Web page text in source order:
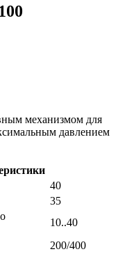
механизмом для
давлением
40
35
10..40
200/400